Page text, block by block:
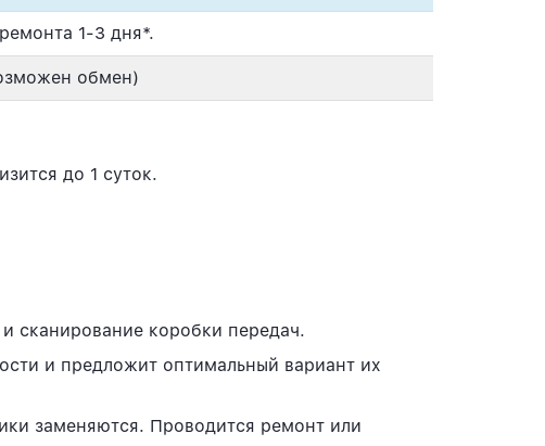
1-3 дня*.
обмен)
до 1 суток.
сканирование коробки передач.
и предложит оптимальный вариант их
заменяются. Проводится ремонт или